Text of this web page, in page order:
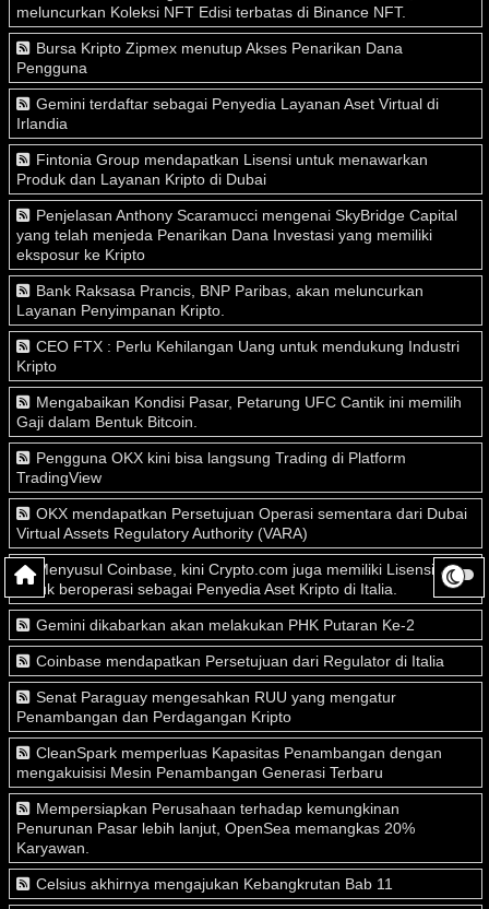
meluncurkan Koleksi NFT Edisi terbatas di Binance NFT.
Bursa Kripto Zipmex menutup Akses Penarikan Dana
Pengguna
Gemini terdaftar sebagai Penyedia Layanan Aset Virtual di
Irlandia
Fintonia Group mendapatkan Lisensi untuk menawarkan
Produk dan Layanan Kripto di Dubai
Penjelasan Anthony Scaramucci mengenai SkyBridge Capital
yang telah menjeda Penarikan Dana Investasi yang memiliki
eksposur ke Kripto
Bank Raksasa Prancis, BNP Paribas, akan meluncurkan
Layanan Penyimpanan Kripto.
CEO FTX : Perlu Kehilangan Uang untuk mendukung Industri
Kripto
Mengabaikan Kondisi Pasar, Petarung UFC Cantik ini memilih
Gaji dalam Bentuk Bitcoin.
Pengguna OKX kini bisa langsung Trading di Platform
TradingView
OKX mendapatkan Persetujuan Operasi sementara dari Dubai
Virtual Assets Regulatory Authority (VARA)
Menyusul Coinbase, kini Crypto.com juga memiliki Lisensi
untuk beroperasi sebagai Penyedia Aset Kripto di Italia.
Gemini dikabarkan akan melakukan PHK Putaran Ke-2
Coinbase mendapatkan Persetujuan dari Regulator di Italia
Senat Paraguay mengesahkan RUU yang mengatur
Penambangan dan Perdagangan Kripto
CleanSpark memperluas Kapasitas Penambangan dengan
mengakuisisi Mesin Penambangan Generasi Terbaru
Mempersiapkan Perusahaan terhadap kemungkinan
Penurunan Pasar lebih lanjut, OpenSea memangkas 20%
Karyawan.
Celsius akhirnya mengajukan Kebangkrutan Bab 11